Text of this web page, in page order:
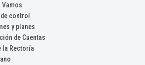
Vamos
control
y planes
de Cuentas
la Rectoría